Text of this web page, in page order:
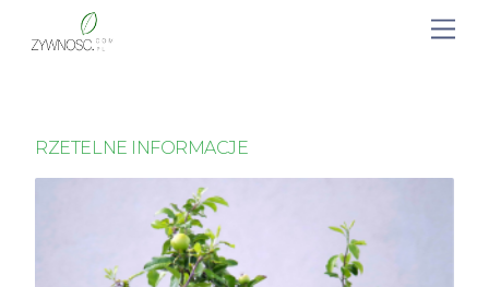
RZETELNE INFORMACJE